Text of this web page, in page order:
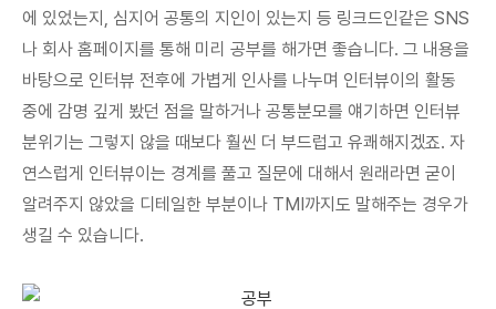
에 있었는지, 심지어 공통의 지인이 있는지 등 링크드인같은 SNS
나 회사 홈페이지를 통해 미리 공부를 해가면 좋습니다. 그 내용을
바탕으로 인터뷰 전후에 가볍게 인사를 나누며 인터뷰이의 활동
중에 감명 깊게 봤던 점을 말하거나 공통분모를 얘기하면 인터뷰
분위기는 그렇지 않을 때보다 훨씬 더 부드럽고 유쾌해지겠죠. 자
연스럽게 인터뷰이는 경계를 풀고 질문에 대해서 원래라면 굳이
알려주지 않았을 디테일한 부분이나 TMI까지도 말해주는 경우가
생길 수 있습니다.